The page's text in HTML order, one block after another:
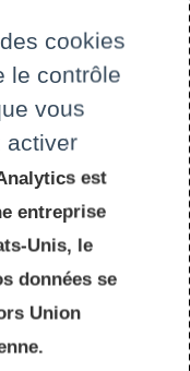
anglaise dont il suit
afin de permettre à
révisions rapides s’il
acquises.
qui permet de
est marqué du
✓ ✓ et le niveau
sont intégralement
cookies
le contrôle
vous
activer
est
entreprise
Unis, le
données se
Union